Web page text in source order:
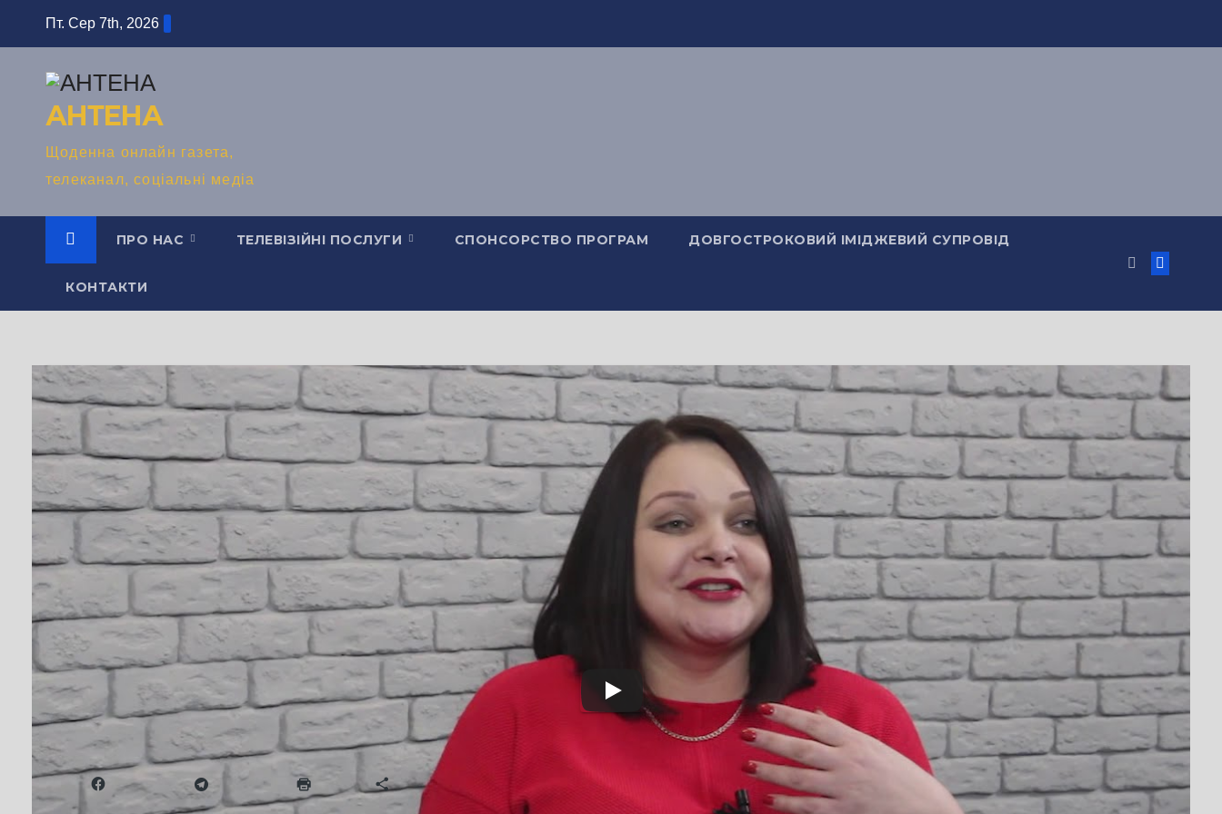
Пт. Сер 7th, 2026
АНТЕНА
Щоденна онлайн газета,
телеканал, соціальні медіа
ПРО НАС ТЕЛЕВІЗІЙНІ ПОСЛУГИ СПОНСОРСТВО ПРОГРАМ ДОВГОСТРОКОВИЙ ІМІДЖЕВИЙ СУПРОВІД
КОНТАКТИ
#POSTSCRIPTUM
#POSTSCRIPTUM: Ірина Ткаченко сподівається, що влада
почула підприємців
Від antenna
ЛЮТ 20, 2020 ##POSTSCRIPTUM #Ірина Ткаченко #Валерій Воротник,#малий бізнес #протести підприємців ,
Про підсумки масштабних акцій протестів, що відбулися напередодні в Київі в студії Антени розповіла Ірина Ткаченко.
Кілька днів тому, в ефірі нашого телеканалу вона
закликала ФОПів підтримати масштабні протести
з вимогами до влади почути малий бізнес і не нищити
його. Наступного дня у стін урядових установ зібралися тисячі ФОПів зі всієї України.
Надіслати друзям
Facebook Telegram Більше